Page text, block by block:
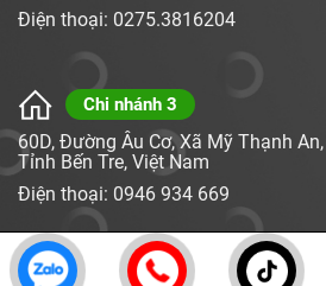
Điện thoại: 0275.3816204
Chi nhánh 3
60D, Đường Âu Cơ, Xã Mỹ Thạnh
Tỉnh Bến Tre, Việt Nam
Điện thoại: 0946 934 669
Bản quyền © DỪA BẢO NHI. Thiết kế bởi
Hôm nay: 89 | Tổng truy